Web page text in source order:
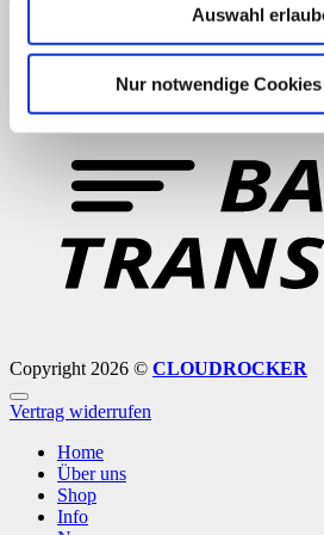
Auswahl
Nur notwendige
Copyright 2026 © CLOUDROCKER
Vertrag widerrufen
Home
Über uns
Shop
Info